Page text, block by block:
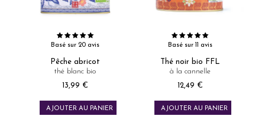
Basé sur 20 avis
Pêche abricot
thé blanc bio
Prix
13,99 €
AJOUTER AU PANIER
Basé sur 11 avis
Thé noir bio FFL
à la cannelle
Prix
12,49 €
AJOUTER AU PANIER